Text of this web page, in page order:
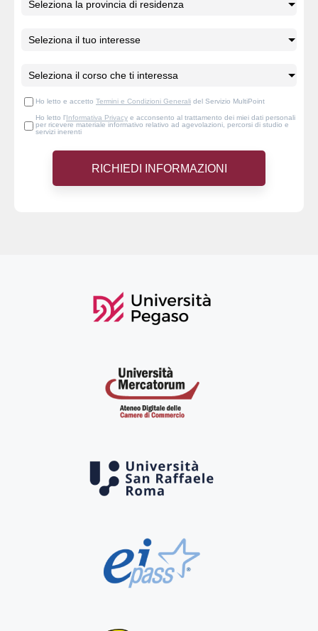
Ho letto e accetto Termini e Condizioni Generali del Servizio MultiPoint
Ho letto l'Informativa Privacy e acconsento al trattamento dei miei dati personali
per ricevere materiale informativo relativo ad agevolazioni, percorsi di studio e
servizi inerenti